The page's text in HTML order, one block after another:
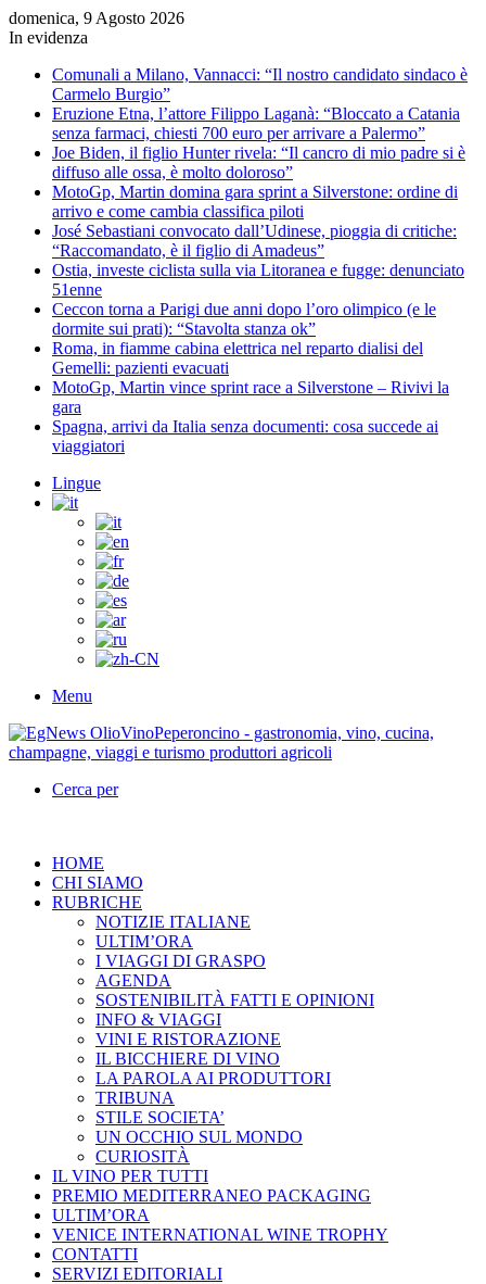
domenica, 9 Agosto 2026
In evidenza
Comunali a Milano, Vannacci: “Il nostro candidato sindaco è
Carmelo Burgio”
Eruzione Etna, l’attore Filippo Laganà: “Bloccato a Catania
senza farmaci, chiesti 700 euro per arrivare a Palermo”
Joe Biden, il figlio Hunter rivela: “Il cancro di mio padre si è
diffuso alle ossa, è molto doloroso”
MotoGp, Martin domina gara sprint a Silverstone: ordine di
arrivo e come cambia classifica piloti
José Sebastiani convocato dall’Udinese, pioggia di critiche:
“Raccomandato, è il figlio di Amadeus”
Ostia, investe ciclista sulla via Litoranea e fugge: denunciato
51enne
Ceccon torna a Parigi due anni dopo l’oro olimpico (e le
dormite sui prati): “Stavolta stanza ok”
Roma, in fiamme cabina elettrica nel reparto dialisi del
Gemelli: pazienti evacuati
MotoGp, Martin vince sprint race a Silverstone – Rivivi la
gara
Spagna, arrivi da Italia senza documenti: cosa succede ai
viaggiatori
Lingue
Menu
Cerca per
HOME
CHI SIAMO
RUBRICHE
NOTIZIE ITALIANE
ULTIM’ORA
I VIAGGI DI GRASPO
AGENDA
SOSTENIBILITÀ FATTI E OPINIONI
INFO & VIAGGI
VINI E RISTORAZIONE
IL BICCHIERE DI VINO
LA PAROLA AI PRODUTTORI
TRIBUNA
STILE SOCIETA’
UN OCCHIO SUL MONDO
CURIOSITÀ
IL VINO PER TUTTI
PREMIO MEDITERRANEO PACKAGING
ULTIM’ORA
VENICE INTERNATIONAL WINE TROPHY
CONTATTI
SERVIZI EDITORIALI